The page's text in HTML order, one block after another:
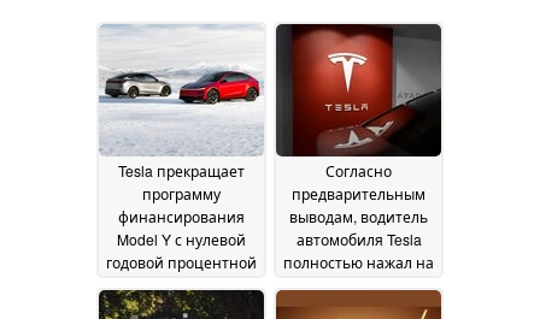
Tesla прекращает
программу
финансирования
Model Y с нулевой
годовой процентной
01 August 2026
Согласно
предварительным
выводам, водитель
автомобиля Tesla
полностью нажал на
аварией17 July 2026